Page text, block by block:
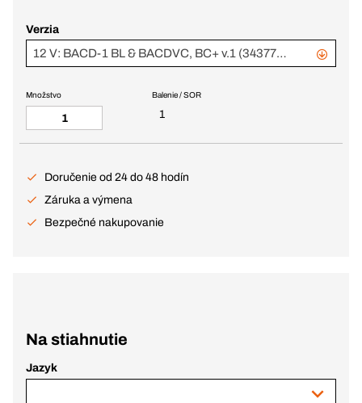
Verzia
12 V: BACD-1 BL & BACDVC, BC+ v.1 (343779 + 343770)
Balenie / SOR
1
Množstvo
Doručenie od 24 do 48 hodín
Záruka a výmena
Bezpečné nakupovanie
Na stiahnutie
Jazyk